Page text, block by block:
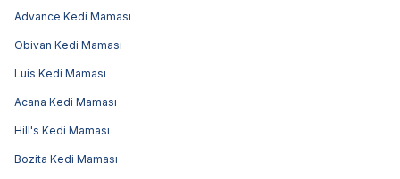
Advance Kedi Maması
Obivan Kedi Maması
Luis Kedi Maması
Acana Kedi Maması
Hill's Kedi Maması
Bozita Kedi Maması